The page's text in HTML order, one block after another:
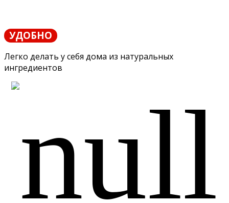
УДОБНО
Легко делать у себя дома из натуральных
ингредиентов